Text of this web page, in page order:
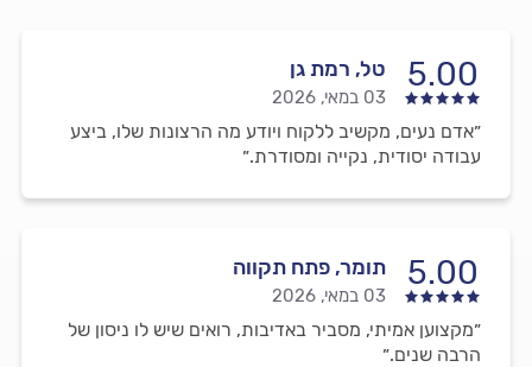
5.00 טל, רמת גן
03 במאי, 2026
״אדם נעים, מקשיב ללקוח ויודע מה הרצונות שלו, ביצע
עבודה יסודית, נקייה ומסודרת.״
5.00 תומר, פתח תקווה
03 במאי, 2026
״מקצוען אמיתי, מסביר באדיבות, רואים שיש לו ניסון של
הרבה שנים.״